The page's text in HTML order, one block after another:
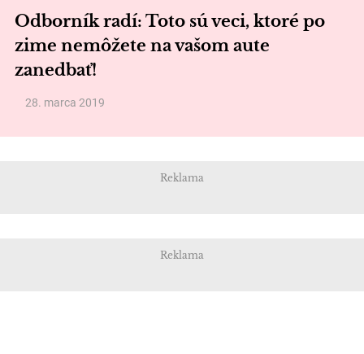
Odborník radí: Toto sú veci, ktoré po
zime nemôžete na vašom aute
zanedbať!
28. marca 2019
Reklama
Reklama